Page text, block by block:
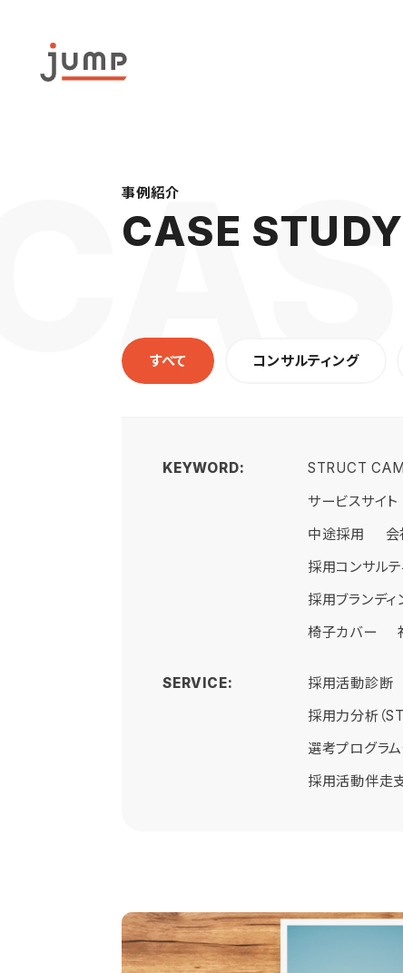
事例紹介
CASE STUDY
すべて コンサルティング
KEYWORD: STRUCT
サービスサイト
中途採用
会
採用コンサルテ
採用ブランディ
椅子カバー
SERVICE: 採用活動診断
採用力分析（
選考プログラ
採用活動伴走
採用WEBサイ
コーポレート
STRUCT